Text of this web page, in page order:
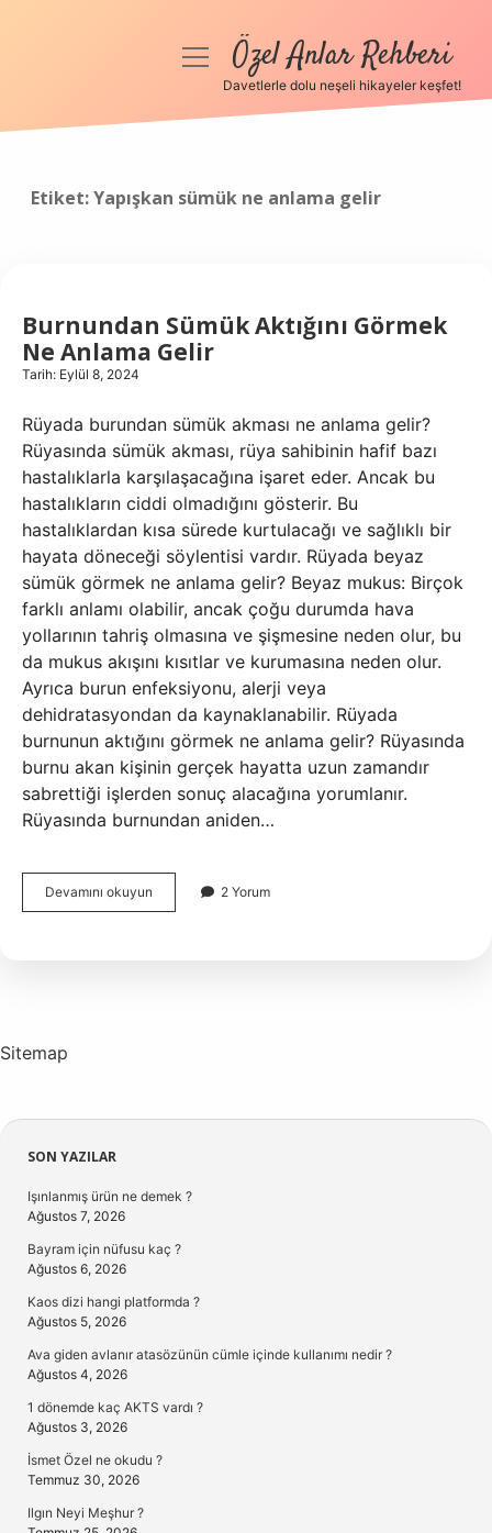
Anasayfa
menüyüÖzel Anlar Rehberi
Davetlerle dolu neşeli hikayeler keşfet!
Etiket:Yapışkan sümük ne anlama gelir
Burnundan Sümük Aktığını Görmek
Ne Anlama Gelir
Tarih: Eylül 8, 2024
Rüyada burundan sümük akması ne anlama gelir?
Rüyasında sümük akması, rüya sahibinin hafif bazı
hastalıklarla karşılaşacağına işaret eder. Ancak bu
hastalıkların ciddi olmadığını gösterir. Bu
hastalıklardan kısa sürede kurtulacağı ve sağlıklı bir
hayata döneceği söylentisi vardır. Rüyada beyaz
sümük görmek ne anlama gelir? Beyaz mukus: Birçok
farklı anlamı olabilir, ancak çoğu durumda hava
yollarının tahriş olmasına ve şişmesine neden olur, bu
da mukus akışını kısıtlar ve kurumasına neden olur.
Ayrıca burun enfeksiyonu, alerji veya
dehidratasyondan da kaynaklanabilir. Rüyada
burnunun aktığını görmek ne anlama gelir? Rüyasında
burnu akan kişinin gerçek hayatta uzun zamandır
sabrettiği işlerden sonuç alacağına yorumlanır.
Rüyasında burnundan aniden…
Devamını okuyun Burnundan
Sümük
2 Yorum
Sitemap
Sidebar
SON YAZILAR
Işınlanmış ürün ne demek ?
Ağustos 7, 2026
Bayram için nüfusu kaç ?
Ağustos 6, 2026
Kaos dizi hangi platformda ?
Ağustos 5, 2026
Ava giden avlanır atasözünün cümle içinde kullanımı nedir ?
Ağustos 4, 2026
1 dönemde kaç AKTS vardı ?
Ağustos 3, 2026
İsmet Özel ne okudu ?
Temmuz 30, 2026
Ilgın Neyi Meşhur ?